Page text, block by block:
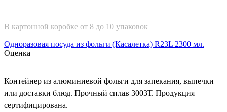
В картонной коробке от 8 до 10 упаковок
Одноразовая посуда из фольги (Касалетка) R23L 2300 мл.
Оценка
Контейнер из алюминиевой фольги для запекания, выпечки
или доставки блюд. Прочный сплав 3003Т. Продукция
сертифицирована.